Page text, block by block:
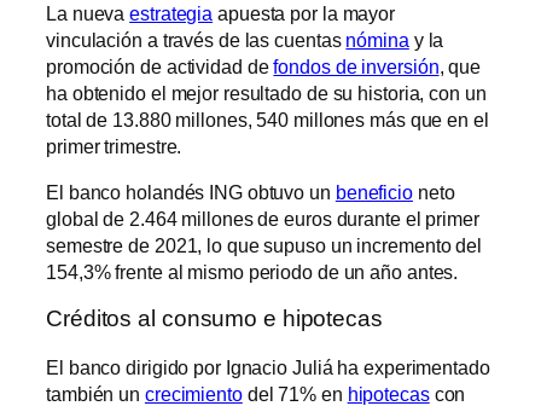
La nuevaestrategia apuesta por la mayor
vinculación a través de las cuentas nómina y la
promoción de actividad defondos de inversión, que
ha obtenido el mejor resultado de su historia, con un
total de 13.880 millones, 540 millones más que en el
primer trimestre.
El banco holandés ING obtuvo un beneficioneto
global de 2.464 millones de euros durante el primer
semestre de 2021, lo que supuso un incremento del
154,3% frente al mismo periodo de un año antes.
Créditos al consumo e hipotecas
El banco dirigido por Ignacio Juliá ha experimentado
también un crecimientodel 71% en hipotecascon